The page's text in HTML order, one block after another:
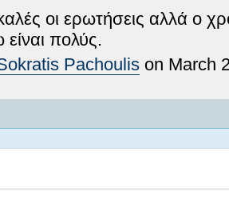
οι ερωτήσεις αλλά ο
είναι πολύς.
Pachoulis on March